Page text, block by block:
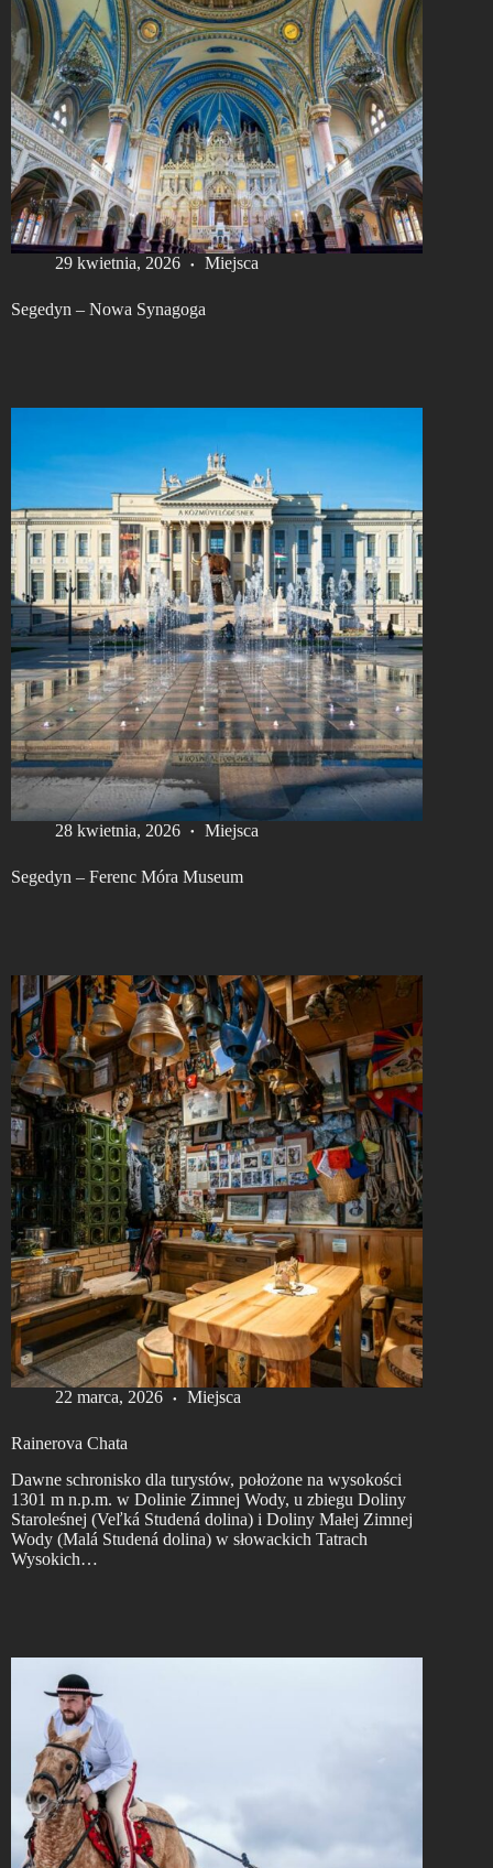
29 kwietnia, 2026 Miejsca
Segedyn – Nowa Synagoga
28 kwietnia, 2026 Miejsca
Segedyn – Ferenc Móra Museum
22 marca, 2026 Miejsca
Rainerova Chata
Dawne schronisko dla turystów, położone na wysokości
1301 m n.p.m. w Dolinie Zimnej Wody, u zbiegu Doliny
Staroleśnej (Veľká Studená dolina) i Doliny Małej Zimnej
Wody (Malá Studená dolina) w słowackich Tatrach
Wysokich…